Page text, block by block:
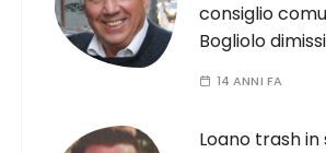
consiglio
Bogliolo
14 ANNI FA
Loano trash